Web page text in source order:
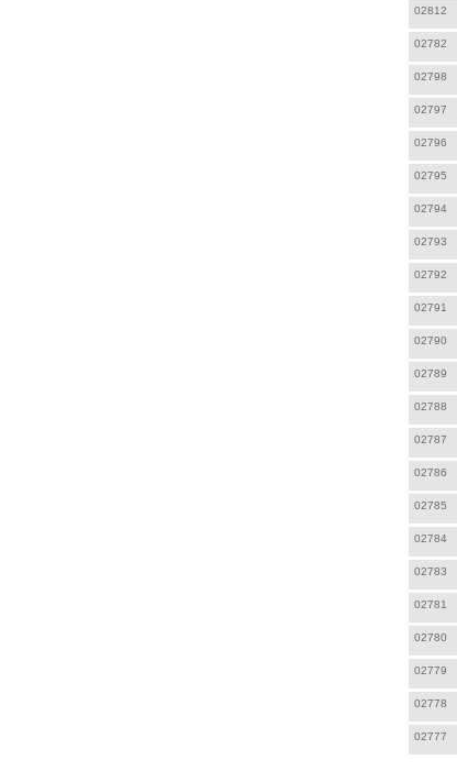
02812
02782
02798
02797
02796
02795
02794
02793
02792
02791
02790
02789
02788
02787
02786
02785
02784
02783
02781
02780
02779
02778
02777